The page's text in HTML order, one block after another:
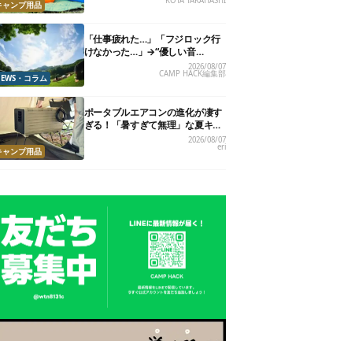
ャンプ用品
ックス13選
・コラム
「仕事疲れた…」「フジロック行
けなかった…」→“優しい音
楽”と“大きな自然”で治癒。まだ間
に合います。
2026/08/07
CAMP HACK編集部
ャンプ用品
ポータブルエアコンの進化が凄す
ぎる！「暑すぎて無理」な夏キャ
ンプを激変させる最新5選2026/08/07
eri